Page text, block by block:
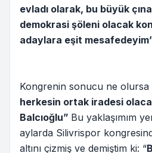
evladı olarak, bu büyük
demokrasi şöleni olacak
adaylara eşit
Kongrenin sonucu ne olursa
herkesin ortak iradesi
Balcıoğlu” Bu yaklaşımım
aylarda Silivrispor
altını çizmiş ve demiştim ki: “